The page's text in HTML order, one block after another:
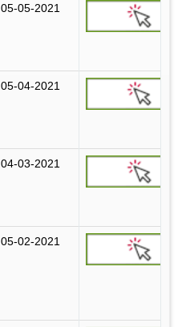
05-05-2021
05-04-2021
04-03-2021
05-02-2021